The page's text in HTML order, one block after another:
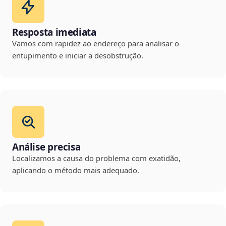
Resposta imediata
Vamos com rapidez ao endereço para analisar o
entupimento e iniciar a desobstrução.
Análise precisa
Localizamos a causa do problema com exatidão,
aplicando o método mais adequado.